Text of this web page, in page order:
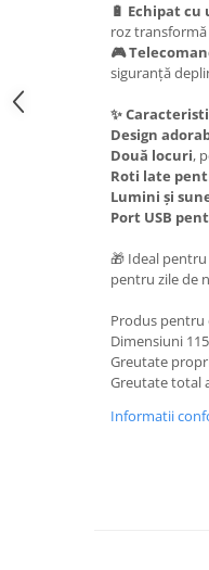
🔋 Echipat
roz
🎮
siguranță
✨
Design
Două locuri,
Roti late
Lumini și
Port USB
🎁 Ideal
pentru zile de
Produs pentru
Dimensiuni
Greutate
Greutate total
Informatii